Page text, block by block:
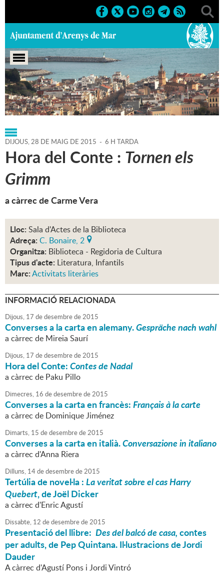
Portada > Regidories > Cultura > Agenda > 28-05-2015
DIJOUS,28 DE MAIG DE 2015 - 6 H TARDA
Hora del Conte : Tornen els
Grimm
a càrrec de Carme Vera
Lloc: Sala d'Actes de la Biblioteca
Adreça: C. Bonaire, 2
Organitza: Biblioteca - Regidoria de Cultura
Tipus d'acte: Literatura, Infantils
Marc:Activitats literàries
INFORMACIÓ RELACIONADA
Dijous, 17 dedesembrede2015
Converses a la carta en alemany.Gespräche nach wahl
a càrrec de Mireia Saurí
Dijous, 17 dedesembrede2015
Hora del Conte:Contes de Nadal
a càrrec de Paku Pillo
Dimecres, 16 dedesembrede2015
Converses a la carta en francès:Français à la carte
a càrrec de Dominique Jiménez
Dimarts, 15 dedesembrede2015
Converses a la carta en italià.Conversazione in italiano
a càrrec d'Anna Riera
Dilluns, 14dedesembrede2015
Tertúlia de novel·la :La veritat sobre el cas Harry
Quebert, de Joël Dicker
a càrrec d'Enric Agustí
Dissabte, 12 dedesembrede2015
Presentació del llibre: Des del balcó de casa,contes
per adults, de Pep Quintana. Il·lustracions de Jordi
Dauder
A càrrec d'Agustí Pons i Jordi Vintró